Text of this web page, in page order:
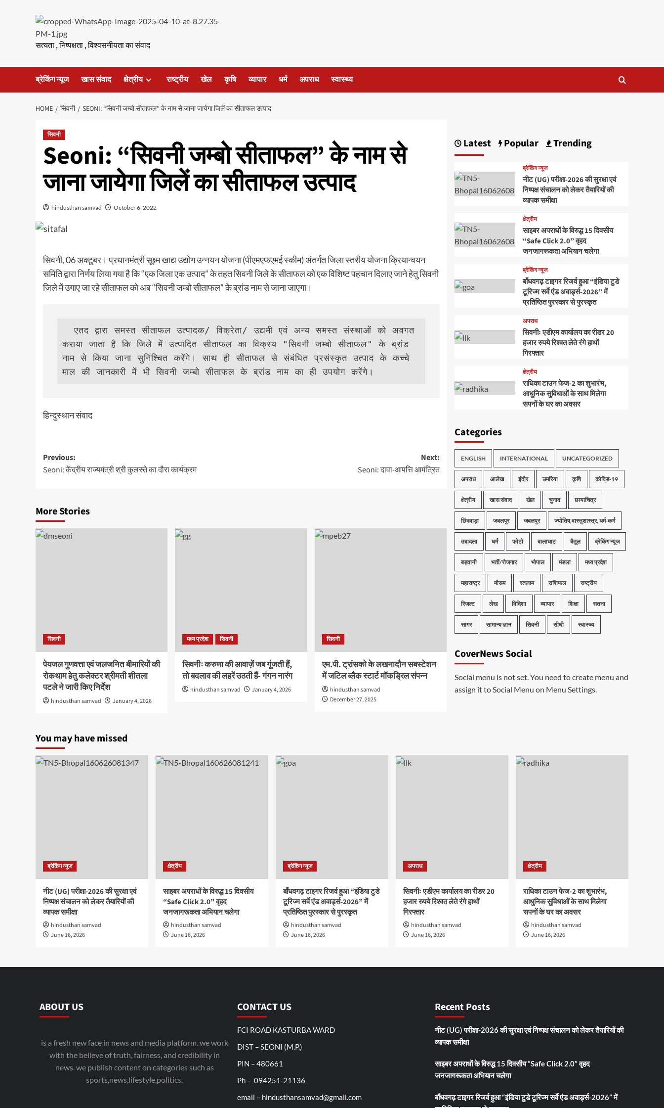
सत्यता , निष्पक्षता , विश्वसनीयता का संवाद
ब्रेकिंग न्यूज खास संवाद क्षेत्रीय राष्ट्रीय खेल कृषि व्यापार धर्म अपराध स्वास्थ्य
HOME सिवनी SEONI: “सिवनी जम्बो सीताफल” के नाम से जाना जायेगा जिलें का सीताफल उत्पाद
सिवनी
Seoni: “सिवनी जम्बो सीताफल” के नाम से
जाना जायेगा जिलें का सीताफल उत्पाद
hindusthan samvad October 6, 2022
सिवनी, 06 अक्टूबर। प्रधानमंत्री सूक्ष्म खाद्य उद्योग उन्नयन योजना (पीएमएफएमई स्कीम) अंतर्गत जिला स्तरीय योजना क्रियान्वयन
समिति द्वारा निर्णय लिया गया है कि “एक जिला एक उत्पाद” के तहत सिवनी जिले के सीताफल को एक विशिष्ट पहचान दिलाए जाने हेतु सिवनी
जिले में उगाए जा रहे सीताफल को अब “सिवनी जम्बो सीताफल” के ब्रांड नाम से जाना जाएगा।
  एतद द्वारा समस्त सीताफल उत्पादक/ विक्रेता/ उद्यमी एवं अन्य समस्त संस्थाओं को अवगत
कराया जाता है कि जिले में उत्पादित सीताफल का विक्रय "सिवनी जम्बो सीताफल" के ब्रांड
नाम से किया जाना सुनिश्चित करेंगे। साथ ही सीताफल से संबंधित प्रसंस्कृत उत्पाद के कच्चे
माल की जानकारी में भी सिवनी जम्बो सीताफल के ब्रांड नाम का ही उपयोग करेंगे।
हिन्दुस्थान संवाद
Post
navigation
Previous:
Seoni: केंद्रीय राज्यमंत्री श्री कुलस्ते का दौरा कार्यक्रम
Next:
Seoni: दावा-आपत्ति आमंत्रित
More Stories
सिवनी
पेयजल गुणवत्ता एवं जलजनित बीमारियों की
रोकथाम हेतु कलेक्टर श्रीमती शीतला
पटले ने जारी किए निर्देश
hindusthan samvad January 4, 2026
मध्य प्रदेश सिवनी
सिवनीः करुणा की आवाज़ें जब गूंजती हैं,
तो बदलाव की लहरें उठती हैं- गंगन नारंग
hindusthan samvad January 4, 2026
सिवनी
एम.पी. ट्रांसको के लखनादौन सबस्टेशन
में जटिल ब्लैक स्टार्ट मॉकड्रिल संपन्न
hindusthan samvad
December 27, 2025
Latest Popular Trending
ब्रेकिंग न्यूज
नीट (UG) परीक्षा-2026 की सुरक्षा एवं
निष्पक्ष संचालन को लेकर तैयारियों की
व्यापक समीक्षा
क्षेत्रीय
साइबर अपराधों के विरुद्ध 15 दिवसीय
“Safe Click 2.0” वृहद
जनजागरूकता अभियान चलेगा
ब्रेकिंग न्यूज
बाँधवगढ़ टाइगर रिजर्व हुआ “इंडिया टुडे
टूरिज्म सर्वे एंड अवार्ड्स-2026” में
प्रतिष्ठित पुरस्कार से पुरस्कृत
अपराध
सिवनीः एडीएम कार्यालय का रीडर 20
हजार रुपये रिश्वत लेते रंगे हाथों
गिरफ्तार
क्षेत्रीय
राधिका टाउन फेज-2 का शुभारंभ,
आधुनिक सुविधाओं के साथ मिलेगा
सपनों के घर का अवसर
Categories
ENGLISH INTERNATIONAL UNCATEGORIZED
अपराध आलेख इंदौर उमरिया कृषि कोविड-19
क्षेत्रीय खास संवाद खेल चुनाव छायाचित्र
छिंदवाड़ा जबलपुर जबलपुर ज्योतिष,वास्तुशास्त्र, धर्म-कर्म
तबादला धर्म फोटो बालाघाट बैतूल ब्रेकिंग न्यूज
बड़वानी भर्ती/रोजगार भोपाल मंडला मध्य प्रदेश
महाराष्ट्र मौसम रतलाम राशिफल राष्ट्रीय
रिजल्ट लेख विदिशा व्यापार शिक्षा सतना
सागर सामान्य ज्ञान सिवनी सीधी स्वास्थ्य
CoverNews Social
Social menu is not set. You need to create menu and
assign it to Social Menu on Menu Settings.
You may have missed
ब्रेकिंग न्यूज
नीट (UG) परीक्षा-2026 की सुरक्षा एवं
निष्पक्ष संचालन को लेकर तैयारियों की
व्यापक समीक्षा
hindusthan samvad
June 16, 2026
क्षेत्रीय
साइबर अपराधों के विरुद्ध 15 दिवसीय
“Safe Click 2.0” वृहद
जनजागरूकता अभियान चलेगा
hindusthan samvad
June 16, 2026
ब्रेकिंग न्यूज
बाँधवगढ़ टाइगर रिजर्व हुआ “इंडिया टुडे
टूरिज्म सर्वे एंड अवार्ड्स-2026” में
प्रतिष्ठित पुरस्कार से पुरस्कृत
hindusthan samvad
June 16, 2026
अपराध
सिवनीः एडीएम कार्यालय का रीडर 20
हजार रुपये रिश्वत लेते रंगे हाथों
गिरफ्तार
hindusthan samvad
June 16, 2026
क्षेत्रीय
राधिका टाउन फेज-2 का शुभारंभ,
आधुनिक सुविधाओं के साथ मिलेगा
सपनों के घर का अवसर
hindusthan samvad
June 16, 2026
ABOUT US
is a fresh new face in news and media platform. we work
with the believe of truth, fairness, and credibility in
news. we publish content on categories such as
sports,news,lifestyle,politics.
CONTACT US
FCI ROAD KASTURBA WARD
DIST – SEONI (M.P.)
PIN – 480661
Ph – 094251-21136
email – hindusthansamvad@gmail.com
Recent Posts
नीट (UG) परीक्षा-2026 की सुरक्षा एवं निष्पक्ष संचालन को लेकर तैयारियों की
व्यापक समीक्षा
साइबर अपराधों के विरुद्ध 15 दिवसीय “Safe Click 2.0” वृहद
जनजागरूकता अभियान चलेगा
बाँधवगढ़ टाइगर रिजर्व हुआ “इंडिया टुडे टूरिज्म सर्वे एंड अवार्ड्स-2026” में